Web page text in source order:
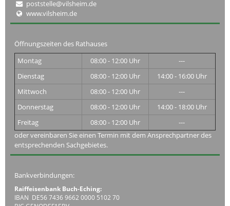
poststelle@vilsheim.de
www.vilsheim.de
Öffnungszeiten des Rathauses
Montag
08:00 - 12:00 Uhr
---
Dienstag
08:00 - 12:00 Uhr
14:00 - 16:00 Uhr
Mittwoch
08:00 - 12:00 Uhr
---
Donnerstag
08:00 - 12:00 Uhr
14:00 - 18:00 Uhr
Freitag
08:00 - 12:00 Uhr
---
oder vereinbaren Sie einen Termin mit dem Ansprechpartner des
entsprechenden Sachgebietes.
Bankverbindungen:
Raiffeisenbank Buch-Eching:
IBAN DE56 7436 9662 0000 5102 70